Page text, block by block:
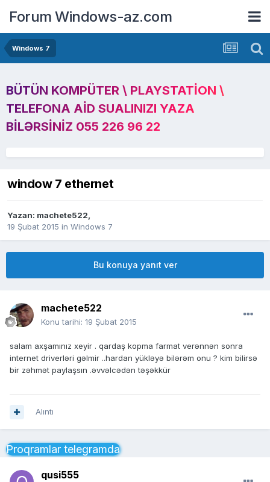
Forum Windows-az.com
Windows 7
BÜTÜN KOMPÜTER \ PLAYSTATION \
TELEFONA AID SUALINIZI YAZA
BILƏRSINIZ 055 226 96 22
window 7 ethernet
Yazan: machete522,
19 Şubat 2015 in Windows 7
Bu konuya yanıt ver
machete522
Konu tarihi: 19 Şubat 2015
salam axşamınız xeyir . qardaş kopma farmat verənnən sonra
internet driverləri gəlmir ..hardan yükləyə bilərəm onu ? kim bilirsə
bir zəhmət paylaşsın .əvvəlcədən təşəkkür
Alıntı
Proqramlar telegramda
qusi555